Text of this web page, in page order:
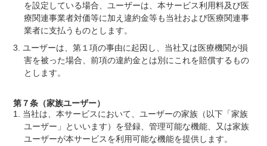
を設定している場合、ユーザーは、本サービス利用料及び医
療関連事業者対価等に加え違約金等も当社および医療関連事
業者に支払うものとします。
ユーザーは、第１項の事由に起因し、当社又は医療機関が損
害を被った場合、前項の違約金とは別にこれを賠償するもの
とします。
第７条（家族ユーザー）
当社は、本サービスにおいて、ユーザーの家族（以下「家族
ユーザー」といいます）を登録、管理可能な機能、又は家族
ユーザーが本サービスを利用可能な機能を提供します。